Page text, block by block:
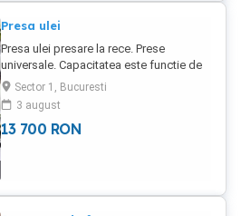
Presa ulei
Presa ulei presare la rece. Prese
universale. Capacitatea este functie de
continutul de ulei din semintele presate.
Alimentare 220V. Garantie 1 an. Produse
vandute de Jobs Ahead Group
Romania. Consum redus de energie.
Sector 1, Bucuresti
3 august
13 700 RON